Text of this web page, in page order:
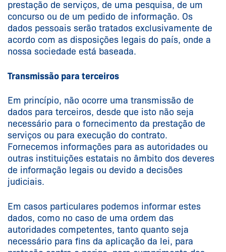
prestação de serviços, de uma pesquisa, de um
concurso ou de um pedido de informação. Os
dados pessoais serão tratados exclusivamente de
acordo com as disposições legais do país, onde a
nossa sociedade está baseada.
Transmissão para terceiros
Em princípio, não ocorre uma transmissão de
dados para terceiros, desde que isto não seja
necessário para o fornecimento da prestação de
serviços ou para execução do contrato.
Fornecemos informações para as autoridades ou
outras instituições estatais no âmbito dos deveres
de informação legais ou devido a decisões
judiciais.
Em casos particulares podemos informar estes
dados, como no caso de uma ordem das
autoridades competentes, tanto quanto seja
necessário para fins da aplicação da lei, para